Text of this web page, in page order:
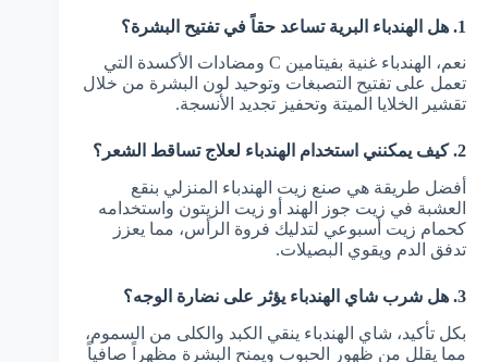
1. هل الهندباء البرية تساعد حقاً في تفتيح البشرة؟
نعم، الهندباء غنية بفيتامين C ومضادات الأكسدة التي
تعمل على تفتيح التصبغات وتوحيد لون البشرة من خلال
تقشير الخلايا الميتة وتحفيز تجديد الأنسجة.
2. كيف يمكنني استخدام الهندباء لعلاج تساقط الشعر؟
أفضل طريقة هي صنع زيت الهندباء المنزلي بنقع
العشبة في زيت جوز الهند أو زيت الزيتون واستخدامه
كحمام زيت أسبوعي لتدليك فروة الرأس، مما يعزز
تدفق الدم ويقوي البصيلات.
3. هل شرب شاي الهندباء يؤثر على نضارة الوجه؟
بكل تأكيد، شاي الهندباء ينقي الكبد والكلى من السموم،
مما يقلل من ظهور الحبوب ويمنح البشرة مظهراً صافياً